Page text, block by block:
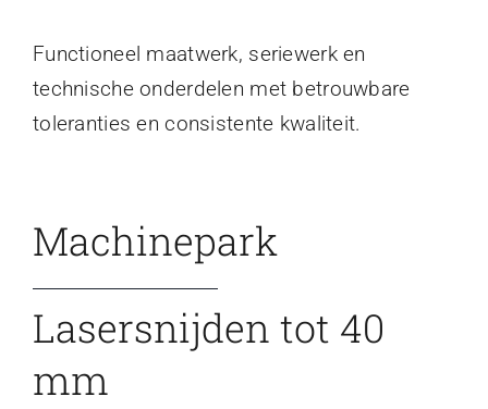
Functioneel maatwerk, seriewerk en
technische onderdelen met betrouwbare
toleranties en consistente kwaliteit.
Machinepark
Lasersnijden tot 40
mm